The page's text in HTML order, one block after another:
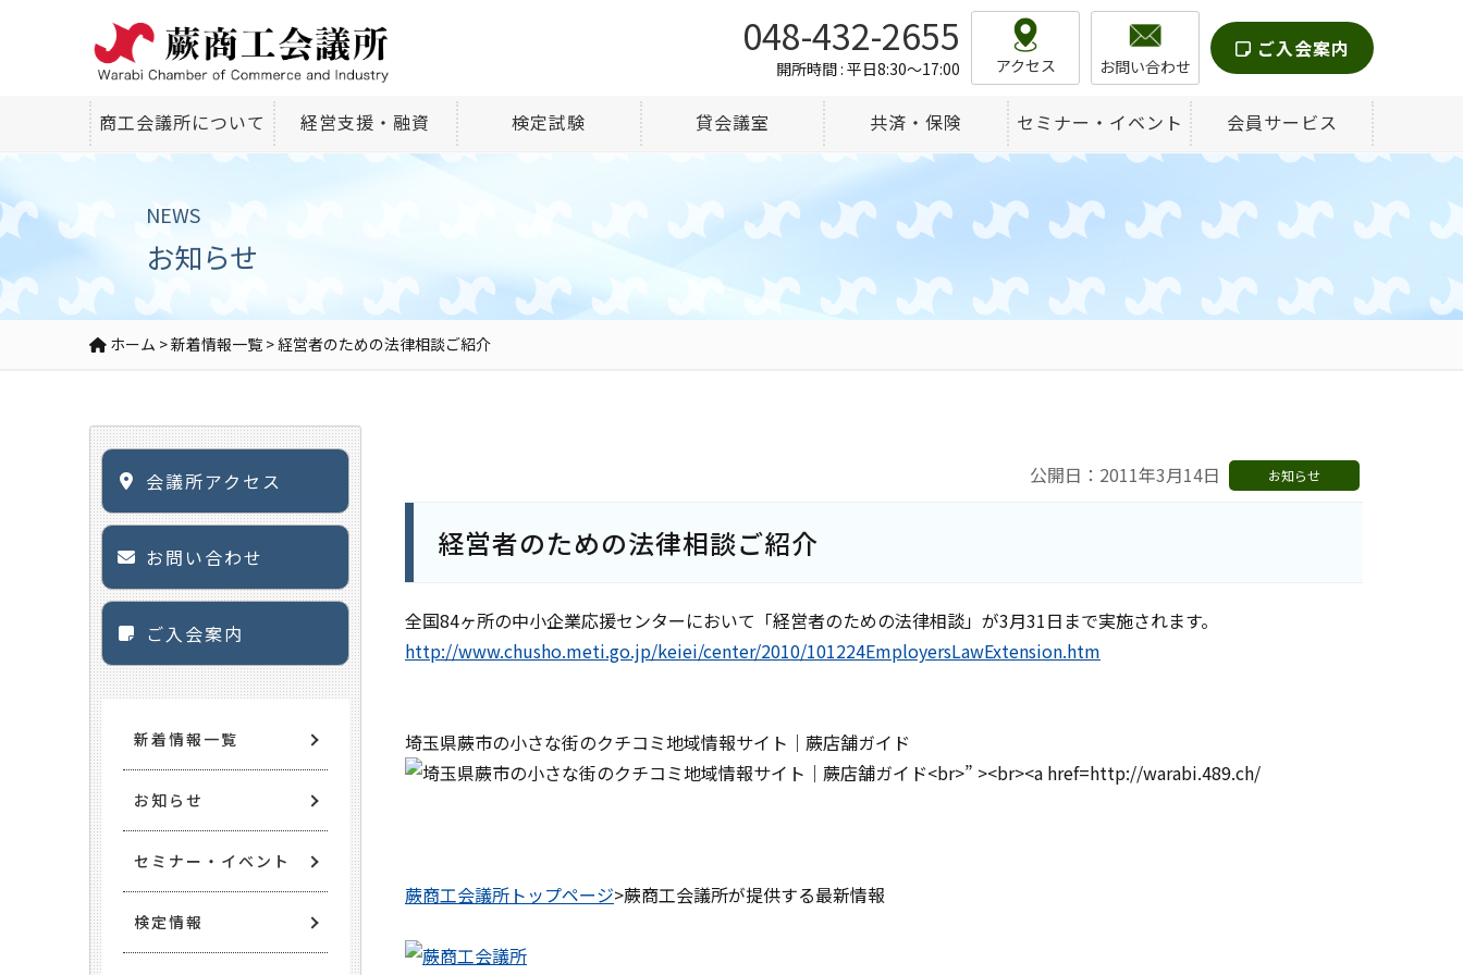
048-432-2655
開所時間 : 平日8:30～17:00 アクセス お問い合わせ
ご入会案内
商工会議所について 経営支援・融資 検定試験 貸会議室 共済・保険 セミナー・イベント 会員サービス
NEWS
お知らせ
ホーム >新着情報一覧 >経営者のための法律相談ご紹介
会議所アクセス
お問い合わせ
ご入会案内
新着情報一覧
お知らせ
セミナー・イベント
検定情報
公開日：2011年3月14日 お知らせ
経営者のための法律相談ご紹介
全国84ヶ所の中小企業応援センターにおいて「経営者のための法律相談」が3月31日まで実施されます。
http://www.chusho.meti.go.jp/keiei/center/2010/101224EmployersLawExtension.htm
埼玉県蕨市の小さな街のクチコミ地域情報サイト｜蕨店舗ガイド
http://warabi.489.ch/
蕨商工会議所トップページ>蕨商工会議所が提供する最新情報